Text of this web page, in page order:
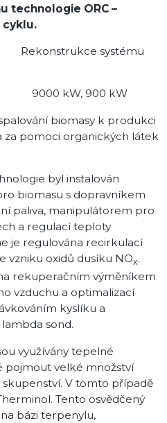
technologie ORC –
cyklu.
systému
kW, 900 kW
biomasy k produkci
pomoci organických látek
byl instalován
biomasu s dopravníkem
paliva, manipulátorem pro
a regulací teploty
je regulována recirkulací
vzniku oxidů dusíku NOx.
rekuperačním výměníkem
vzduchu a optimalizací
kyslíku a
sond.
využívány tepelné
pojmout velké množství
V tomto případě
Tento osvědčený
bázi terpenylu,